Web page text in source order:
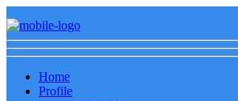
Home
Profile